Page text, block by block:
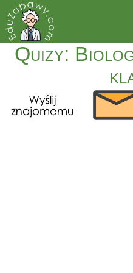
Quizy: